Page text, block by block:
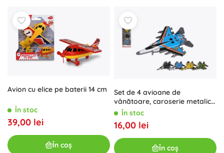
Avion cu elice pe baterii 14 cm
În stoc
39,00 lei
În coș
Set de 4 avioane de
vânătoare, caroserie metalică
și mecanism pull-back, mix de
culori, 10 cm
În stoc
16,00 lei
În coș